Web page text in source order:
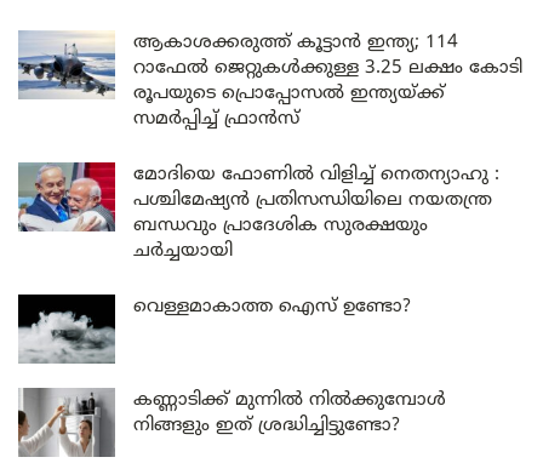
ആകാശക്കരുത്ത് കൂട്ടാൻ ഇന്ത്യ; 114
റാഫേൽ ജെറ്റുകൾക്കുള്ള 3.25 ലക്ഷം കോടി
രൂപയുടെ പ്രൊപ്പോസൽ ഇന്ത്യയ്ക്ക്
സമർപ്പിച്ച് ഫ്രാൻസ്
മോദിയെ ഫോണിൽ വിളിച്ച് നെതന്യാഹു :
പശ്ചിമേഷ്യൻ പ്രതിസന്ധിയിലെ നയതന്ത്ര
ബന്ധവും പ്രാദേശിക സുരക്ഷയും
ചർച്ചയായി
വെള്ളമാകാത്ത ഐസ് ഉണ്ടോ?
കണ്ണാടിക്ക് മുന്നിൽ നിൽക്കുമ്പോൾ
നിങ്ങളും ഇത് ശ്രദ്ധിച്ചിട്ടുണ്ടോ?